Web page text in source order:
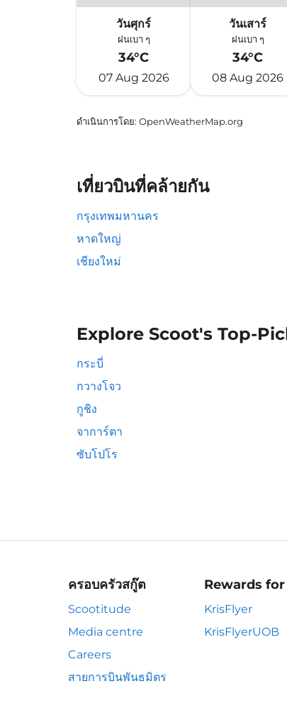
วันศุกร์
ฝนเบา ๆ
34°C
07 Aug 2026
วันเสาร์
ฝนเบา ๆ
34°C
08 Aug 2026
ดำเนินการโดย: OpenWeatherMap.org
เที่ยวบินที่คล้ายกัน
กรุงเทพมหานคร
หาดใหญ่
เชียงใหม่
Explore Scoot's Top-
กระบี่
กวางโจว
กูชิง
จาการ์ตา
ซับโปโร
ครอบครัวสกู๊ต
Scootitude
Media centre
Careers
สายการบินพันธมิตร
Rewards
KrisFlyer
KrisFlyerUOB